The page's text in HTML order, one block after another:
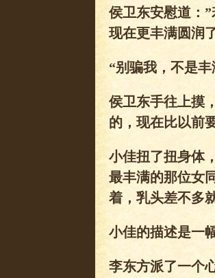
侯卫东安慰道：
现在更丰满圆润
“别骗我，不是
侯卫东手往上摸
的，现在比以前
小佳扭了扭身体
最丰满的那位女
着，乳头差不多
小佳的描述是一
李东方派了一个